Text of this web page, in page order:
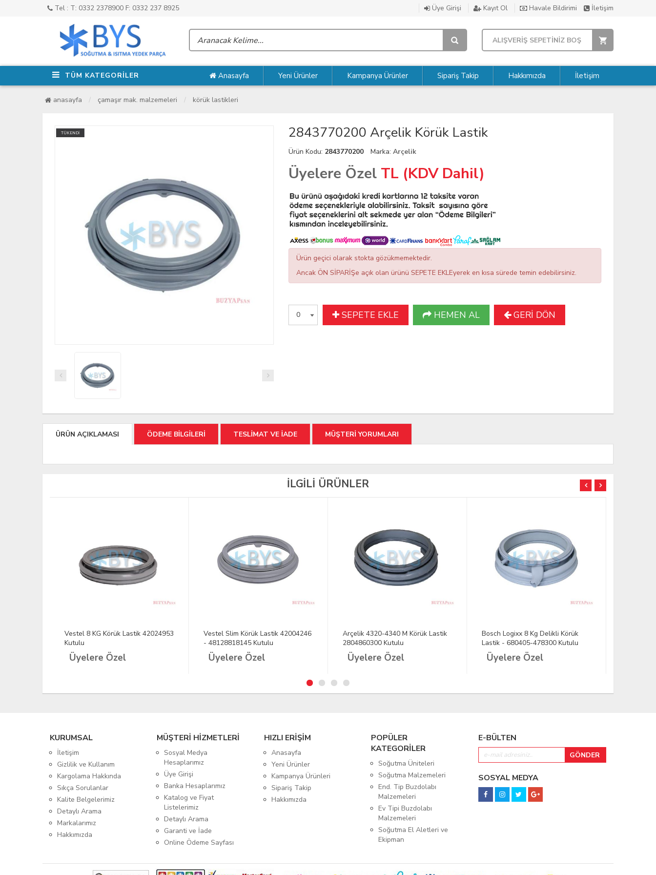
Tel : T: 0332 2378900 F: 0332 237 8925 Üye Girişi Kayıt Ol Havale Bildirimi İletişim
ALIŞVERİŞ SEPETİNİZ BOŞ
TÜM KATEGORİLER Anasayfa Yeni Ürünler Kampanya Ürünler Sipariş Takip Hakkımızda İletişim
anasayfa çamaşır mak. malzemeleri körük lastikleri
TÜKENDİ 2843770200 Arçelik Körük Lastik
Ürün Kodu: 2843770200 Marka:Arçelik
Üyelere Özel TL (KDV Dahil)
Ürün geçici olarak stokta gözükmemektedir.
Ancak ÖN SİPARİŞe açık olan ürünü SEPETE EKLEyerek en kısa sürede temin edebilirsiniz.
SEPETE EKLE HEMEN AL GERİ DÖN
ÜRÜN AÇIKLAMASI ÖDEME BİLGİLERİ TESLİMAT VE İADE MÜŞTERİ YORUMLARI
İLGİLİ ÜRÜNLER
Vestel 8 KG Körük Lastik 42024953
Kutulu
Üyelere Özel
Vestel Slim Körük Lastik 42004246
- 48128818145 Kutulu
Üyelere Özel
Arçelik 4320-4340 M Körük Lastik
2804860300 Kutulu
Üyelere Özel
Bosch Logixx 8 Kg Delikli Körük
Lastik - 680405-478300 Kutulu
Üyelere Özel
KURUMSAL
İletişim
Gizlilik ve Kullanım
Kargolama Hakkında
Sıkça Sorulanlar
Kalite Belgelerimiz
Detaylı Arama
Markalarımız
Hakkımızda
MÜŞTERİ HİZMETLERİ
Sosyal Medya
Hesaplarımız
Üye Girişi
Banka Hesaplarımız
Katalog ve Fiyat
Listelerimiz
Detaylı Arama
Garanti ve İade
Online Ödeme Sayfası
HIZLI ERİŞİM
Anasayfa
Yeni Ürünler
Kampanya Ürünleri
Sipariş Takip
Hakkımızda
POPÜLER
KATEGORİLER
Soğutma Üniteleri
Soğutma Malzemeleri
End. Tip Buzdolabı
Malzemeleri
Ev Tipi Buzdolabı
Malzemeleri
Soğutma El Aletleri ve
Ekipman
E-BÜLTEN
SOSYAL MEDYA